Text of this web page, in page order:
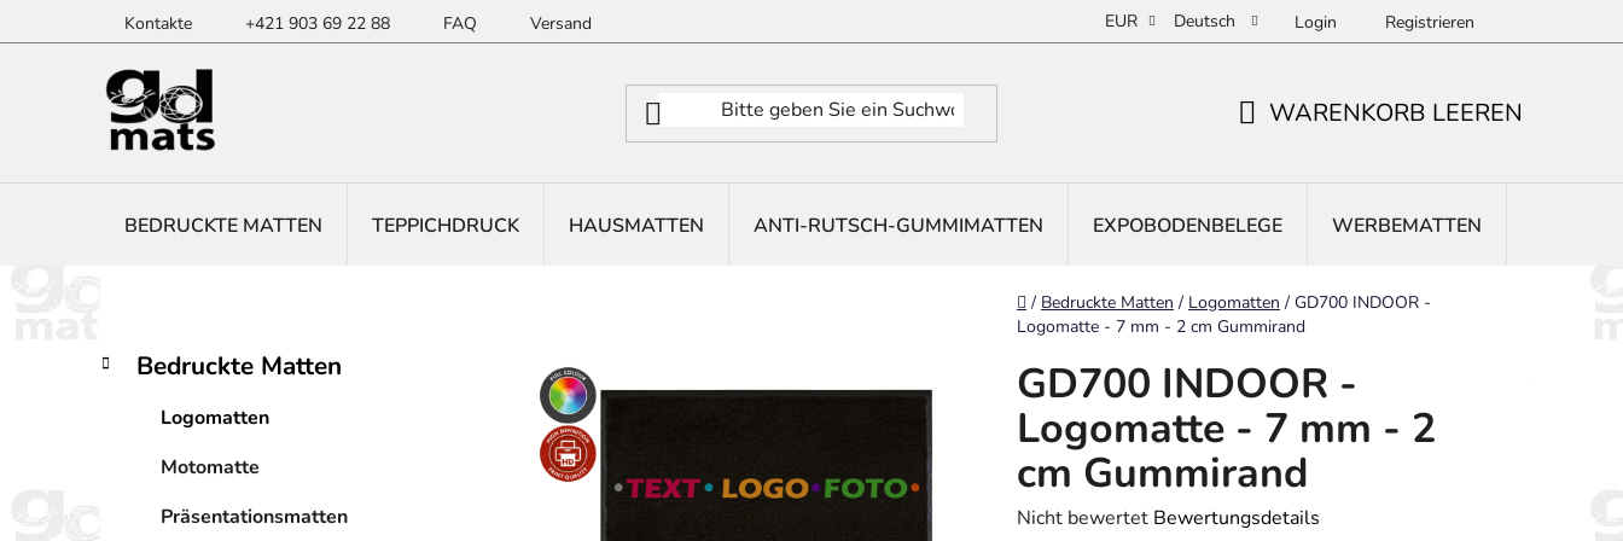
Inhalt
Kontakte +421 903 69 22 88 FAQ Versand EUR Deutsch Login Registrieren
WARENKORB LEEREN
BEDRUCKTE MATTEN TEPPICHDRUCK HAUSMATTEN ANTI-RUTSCH-GUMMIMATTEN EXPOBODENBELEGE WERBEMATTEN
Startseite
/ Bedruckte Matten / Logomatten / GD700 INDOOR -
Logomatte - 7 mm - 2 cm Gummirand
SKategorien
überspringen
K
a
Bedruckte Matten
Logomatten
Motomatte
Präsentationsmatten
GD700 INDOOR -
Logomatte - 7 mm - 2
cm Gummirand
Die
Nicht bewertet Bewertungsdetails